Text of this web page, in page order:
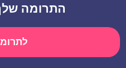
התרומה